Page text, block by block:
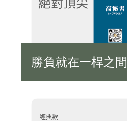
勝負就在一桿之間